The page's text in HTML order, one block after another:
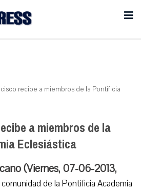
recibe a miembros de la Pontificia
a miembros de la
Eclesiástica
(Viernes, 07-06-2013,
comunidad de la Pontificia Academia